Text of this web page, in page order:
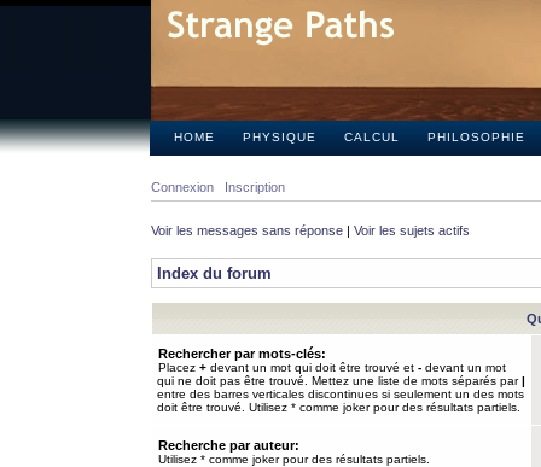
HOME PHYSIQUE CALCUL PHILOSOPHIE
Connexion Inscription
Voir les messages sans réponse | Voir les sujets actifs
Index du forum
Rechercher par mots-clés:
Placez + devant un mot qui doit être trouvé et - devant un mot
qui ne doit pas être trouvé. Mettez une liste de mots séparés par|
entre des barres verticales discontinues si seulement un des mots
doit être trouvé. Utilisez * comme joker pour des résultats partiels.
Recherche par auteur:
Utilisez * comme joker pour des résultats partiels.